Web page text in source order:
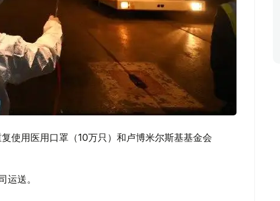
使用医用口罩（10万只）和卢博米尔斯基基金会
送。